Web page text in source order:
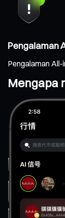
Pengalaman
Pengalaman All-
Mengapa